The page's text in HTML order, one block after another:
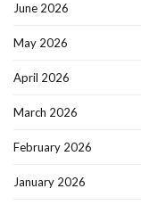
June 2026
May 2026
April 2026
March 2026
February 2026
January 2026